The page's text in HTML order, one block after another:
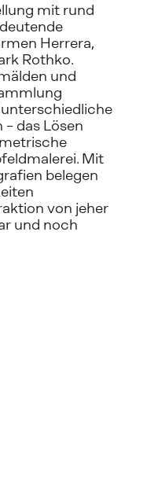
mit rund
Herrera,
Rothko.
und
das Lösen
Mit
belegen
von jeher
und noch